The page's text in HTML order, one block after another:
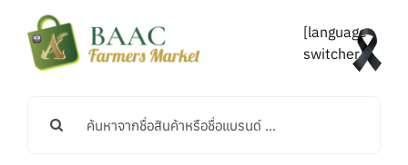
content
[language-
switcher]